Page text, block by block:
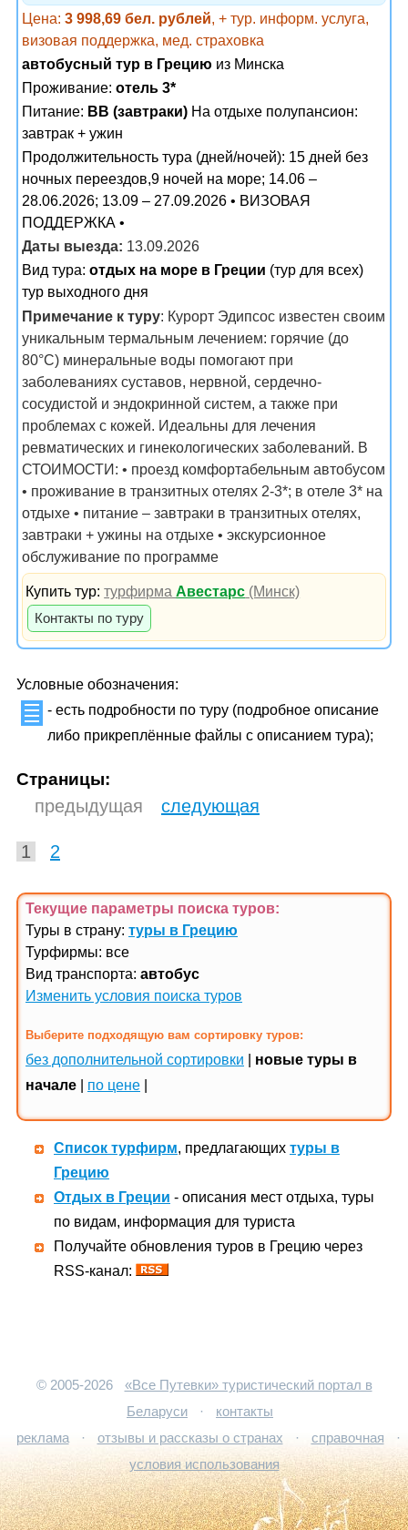
Цена: 3 998,69 бел. рублей, + тур. информ. услуга,
визовая поддержка, мед. страховка
автобусный тур в Грецию из Минска
Проживание: отель 3*
Питание: BB (завтраки) На отдыхе полупансион:
завтрак + ужин
Продолжительность тура (дней/ночей): 15 дней без
ночных переездов,9 ночей на море; 14.06 –
28.06.2026; 13.09 – 27.09.2026 • ВИЗОВАЯ
ПОДДЕРЖКА •
Даты выезда: 13.09.2026
Вид тура: отдых на море в Греции (тур для всех)
тур выходного дня
Примечание к туру: Курорт Эдипсос известен своим
уникальным термальным лечением: горячие (до
80°C) минеральные воды помогают при
заболеваниях суставов, нервной, сердечно-
сосудистой и эндокринной систем, а также при
проблемах с кожей. Идеальны для лечения
ревматических и гинекологических заболеваний. В
СТОИМОСТИ: • проезд комфортабельным автобусом
• проживание в транзитных отелях 2-3*; в отеле 3* на
отдыхе • питание – завтраки в транзитных отелях,
завтраки + ужины на отдыхе • экскурсионное
обслуживание по программе
Купить тур:турфирмаАвестарс (Минск)
Контакты по туру
Условные обозначения:
- есть подробности по туру (подробное описание
либо прикреплённые файлы с описанием тура);
Страницы:
предыдущая следующая
1 2
Текущие параметры поиска туров:
Туры в страну: туры в Грецию
Турфирмы: все
Вид транспорта: автобус
Изменить условия поиска туров
Выберите подходящую вам сортировку туров:
без дополнительной сортировки
новые туры в
начале
по цене
Список турфирм, предлагающих туры в
Грецию
Отдых в Греции - описания мест отдыха, туры
по видам, информация для туриста
Получайте обновления туров в Грецию через
RSS-канал:
© 2005-2026
«Все Путевки» туристический портал в
Беларуси
·
контакты
реклама
· отзывы и рассказы о странах · справочная
·
условия использования